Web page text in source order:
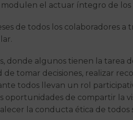
el actuar íntegro de los
de todos los colaboradores
donde algunos tienen la tarea
de tomar decisiones, realizar
todos llevan un rol
oportunidades de compartir la
la conducta ética de todos